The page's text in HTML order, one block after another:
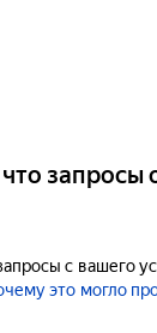
запросы
с вашего
это могло